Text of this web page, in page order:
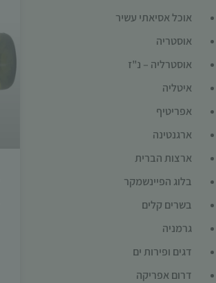
אוכל אסיאתי עשיר
אוסטריה
אוסטרליה – נ"ז
איטליה
אפריטיף
ארגנטינה
ארצות הברית
בלוג הפיינשמקר
בשרים קלים
גרמניה
דגים ופירות ים
דרום אפריקה